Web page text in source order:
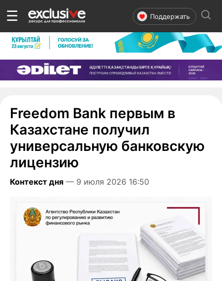
☰ Поддержать
Freedom Bank первым в
Казахстане получил
универсальную банковскую
лицензию
Контекст дня — 9 июля 2026 16:50